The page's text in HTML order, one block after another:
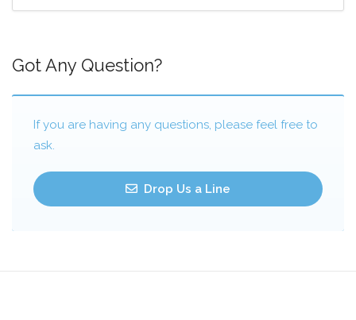
Got Any Question?
If you are having any questions, please feel free to
ask.
Drop Us a Line